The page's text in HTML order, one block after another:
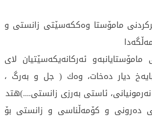
مامۆستا وەككەسێتی زانستی و
مامۆستایانبەو ئەركانەیكەسێتیان لای
دیار دەخات، وەك ( جل و بەرگ ،
ئاستی بەرزی زانستی....)هتد
دەرونی و كۆمەڵناسی و زانستی بۆ